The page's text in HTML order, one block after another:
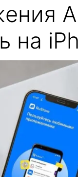
на